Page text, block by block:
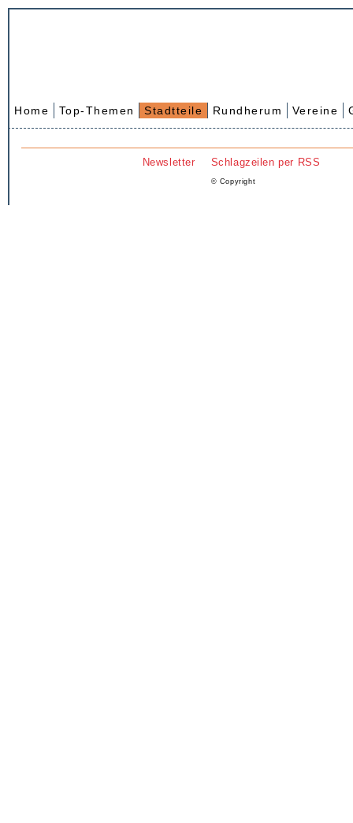
Home Top-Themen Stadtteile Rundherum Vereine
Newsletter Schlagzeilen per RSS
© Copyright